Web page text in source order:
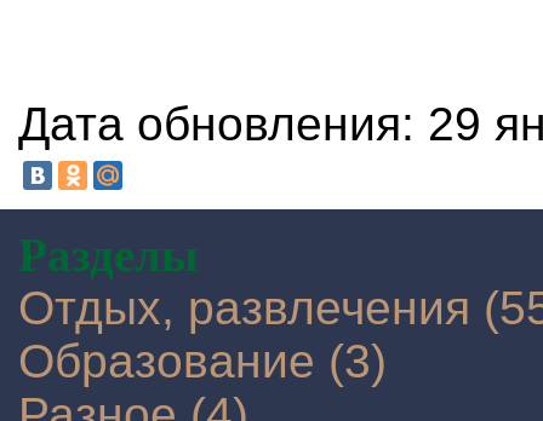
Дата обновления: 29
Разделы
Отдых, развлечения
Образование (3)